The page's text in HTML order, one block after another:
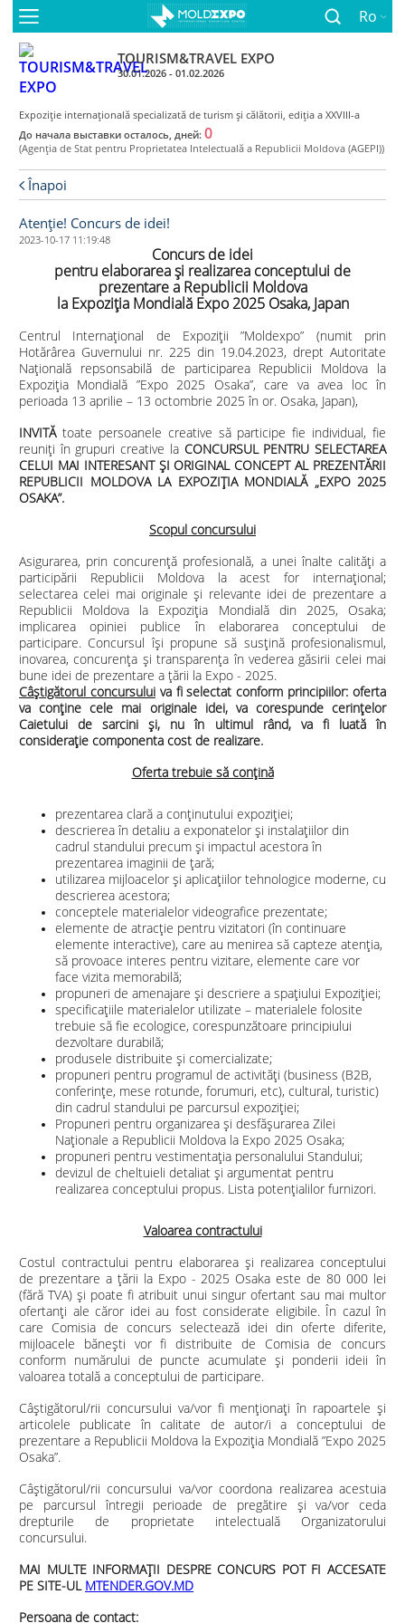
Ro
TOURISM&TRAVEL EXPO
30.01.2026 - 01.02.2026
Expoziţie internaţională specializată de turism și călătorii, ediţia a XXVIII-a
До начала выставки осталось, дней: 0
(Agenţia de Stat pentru Proprietatea Intelectuală a Republicii Moldova (AGEPI))
Înapoi
Atenție! Concurs de idei!
2023-10-17 11:19:48
Concurs de idei
pentru elaborarea și realizarea conceptului de
prezentare a Republicii Moldova
la Expoziția Mondială Expo 2025 Osaka, Japan
Centrul Internațional de Expoziții ”Moldexpo” (numit prin
Hotărârea Guvernului nr. 225 din 19.04.2023, drept Autoritate
Națională repsonsabilă de participarea Republicii Moldova la
Expoziția Mondială ”Expo 2025 Osaka”, care va avea loc în
perioada 13 aprilie – 13 octombrie 2025 în or. Osaka, Japan),
INVITĂ toate persoanele creative să participe fie individual, fie
reuniți în grupuri creative la CONCURSUL PENTRU SELECTAREA
CELUI MAI INTERESANT ȘI ORIGINAL CONCEPT AL PREZENTĂRII
REPUBLICII MOLDOVA LA EXPOZIȚIA MONDIALĂ „EXPO 2025
OSAKA”.
Scopul concursului
Asigurarea, prin concurență profesională, a unei înalte calităţi a
participării Republicii Moldova la acest for internaţional;
selectarea celei mai originale și relevante idei de prezentare a
Republicii Moldova la Expoziţia Mondială din 2025, Osaka;
implicarea opiniei publice în elaborarea conceptului de
participare. Concursul își propune să susțină profesionalismul,
inovarea, concurența și transparența în vederea găsirii celei mai
bune idei de prezentare a țării la Expo - 2025.
Câștigătorul concursuluiva fi selectat conform principiilor: oferta
va conține cele mai originale idei, va corespunde cerințelor
Caietului de sarcini și, nu în ultimul rând, va fi luată în
considerație componenta cost de realizare.
Oferta trebuie să conțină
prezentarea clară a conținutului expoziției;
descrierea în detaliu a exponatelor și instalațiilor din
cadrul standului precum și impactul acestora în
prezentarea imaginii de țară;
utilizarea mijloacelor și aplicațiilor tehnologice moderne, cu
descrierea acestora;
conceptele materialelor videografice prezentate;
elemente de atracție pentru vizitatori (în continuare
elemente interactive), care au menirea să capteze atenția,
să provoace interes pentru vizitare, elemente care vor
face vizita memorabilă;
propuneri de amenajare și descriere a spațiului Expoziției;
specificațiile materialelor utilizate – materialele folosite
trebuie să fie ecologice, corespunzătoare principiului
dezvoltare durabilă;
produsele distribuite și comercializate;
propuneri pentru programul de activități (business (B2B,
conferințe, mese rotunde, forumuri, etc), cultural, turistic)
din cadrul standului pe parcursul expoziției;
Propuneri pentru organizarea și desfășurarea Zilei
Naționale a Republicii Moldova la Expo 2025 Osaka;
propuneri pentru vestimentația personalului Standului;
devizul de cheltuieli detaliat și argumentat pentru
realizarea conceptului propus. Lista potențialilor furnizori.
Valoarea contractului
Costul contractului pentru elaborarea și realizarea conceptului
de prezentare a țării la Expo - 2025 Osaka este de 80 000 lei
(fără TVA) și poate fi atribuit unui singur ofertant sau mai multor
ofertanți ale căror idei au fost considerate eligibile. În cazul în
care Comisia de concurs selectează idei din oferte diferite,
mijloacele bănești vor fi distribuite de Comisia de concurs
conform numărului de puncte acumulate și ponderii ideii în
valoarea totală a conceptului de participare.
Câștigătorul/rii concursului va/vor fi menționați în rapoartele și
articolele publicate în calitate de autor/i a conceptului de
prezentare a Republicii Moldova la Expoziția Mondială ”Expo 2025
Osaka”.
Câștigătorul/rii concursului va/vor coordona realizarea acestuia
pe parcursul întregii perioade de pregătire și va/vor ceda
drepturile de proprietate intelectuală Organizatorului
concursului.
MAI MULTE INFORMAȚII DESPRE CONCURS POT FI ACCESATE
PE SITE-UL MTENDER.GOV.MD
Persoana de contact: